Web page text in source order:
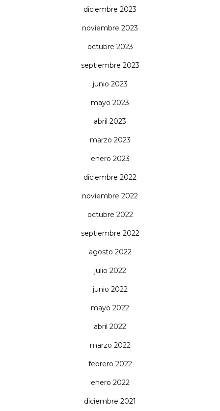
diciembre 2023
noviembre 2023
octubre 2023
septiembre 2023
junio 2023
mayo 2023
abril 2023
marzo 2023
enero 2023
diciembre 2022
noviembre 2022
octubre 2022
septiembre 2022
agosto 2022
julio 2022
junio 2022
mayo 2022
abril 2022
marzo 2022
febrero 2022
enero 2022
diciembre 2021